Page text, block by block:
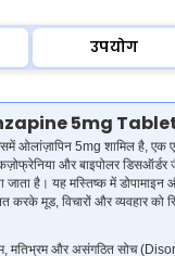
उपयोग
5mg
ओलांज़ापिन 5mg शामिल है, एक
और बाइपोलर डिसऑर्डर
जाता है। यह मस्तिष्क में डोपामाइन
करके मूड, विचारों और व्यवहार को
मतिभ्रम और असंगठित सोच